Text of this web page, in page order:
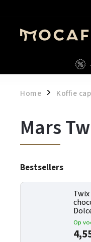
Home / Koffie
Mars
Bestsellers
Op